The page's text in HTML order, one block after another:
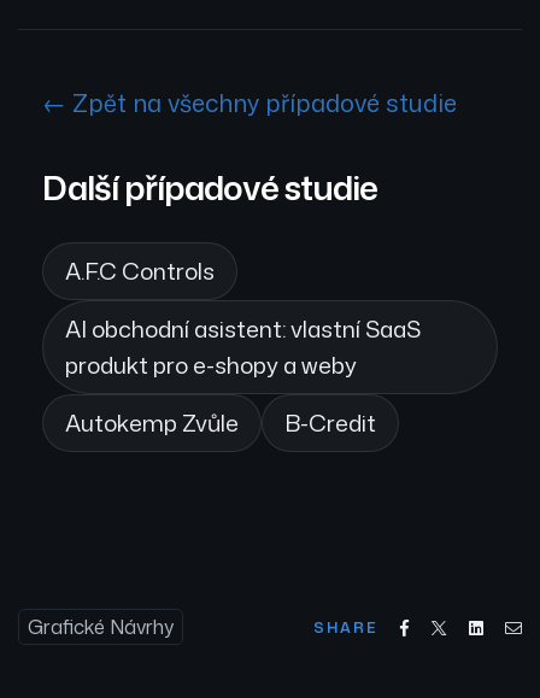
← Zpět na všechny případové studie
Další případové studie
A.F.C Controls
AI obchodní asistent: vlastní SaaS
produkt pro e-shopy a weby
Autokemp Zvůle
B-Credit
Grafické Návrhy SHARE Facebook
Twitter